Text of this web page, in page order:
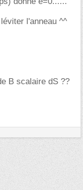
l'anneau ^^
B scalaire dS ??